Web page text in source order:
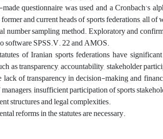
questionnaire was used and a Cronbach's
and current heads of sports federations, all of
number sampling method. Exploratory and
software SPSS.V. 22 and AMOS.
of Iranian sports federations have
as transparency, accountability, stakeholder
of transparency in decision-making and
insufficient participation of sports
structures and legal complexities.
reforms in the statutes are necessary.